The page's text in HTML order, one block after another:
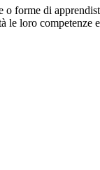
di
le loro